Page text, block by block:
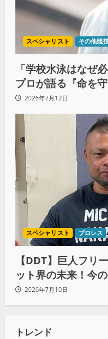
スペシャリスト その他競
「学校水泳はなぜ
プロが語る『命を守
2026年7月12日
スペシャリスト プロレス
【DDT】巨人フリ
ット界の未来！今
フトバンク状態」
2026年7月10日
トレンド